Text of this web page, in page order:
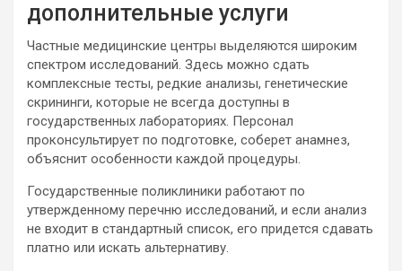
дополнительные услуги
Частные медицинские центры выделяются широким
спектром исследований. Здесь можно сдать
комплексные тесты, редкие анализы, генетические
скрининги, которые не всегда доступны в
государственных лабораториях. Персонал
проконсультирует по подготовке, соберет анамнез,
объяснит особенности каждой процедуры.
Государственные поликлиники работают по
утвержденному перечню исследований, и если анализ
не входит в стандартный список, его придется сдавать
платно или искать альтернативу.